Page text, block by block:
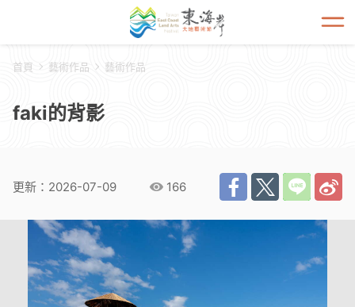
開啟
首頁 藝術作品 藝術作品
faki的背影
更新：2026-07-09 166